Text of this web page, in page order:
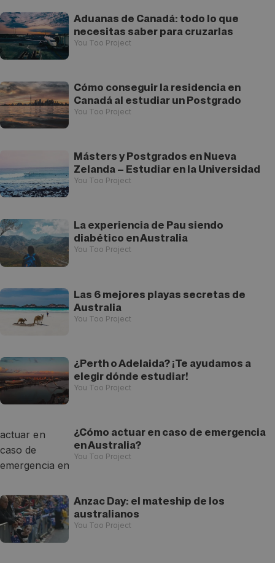
Aduanas de Canadá: todo lo que
necesitas saber para cruzarlas
You Too Project
Cómo conseguir la residencia en
Canadá al estudiar un Postgrado
You Too Project
Másters y Postgrados en Nueva
Zelanda – Estudiar en la Universidad
You Too Project
La experiencia de Pau siendo
diabético en Australia
You Too Project
Las 6 mejores playas secretas de
Australia
You Too Project
¿Perth o Adelaida? ¡Te ayudamos a
elegir dónde estudiar!
You Too Project
¿Cómo actuar en caso de emergencia
en Australia?
You Too Project
Anzac Day: el mateship de los
australianos
You Too Project